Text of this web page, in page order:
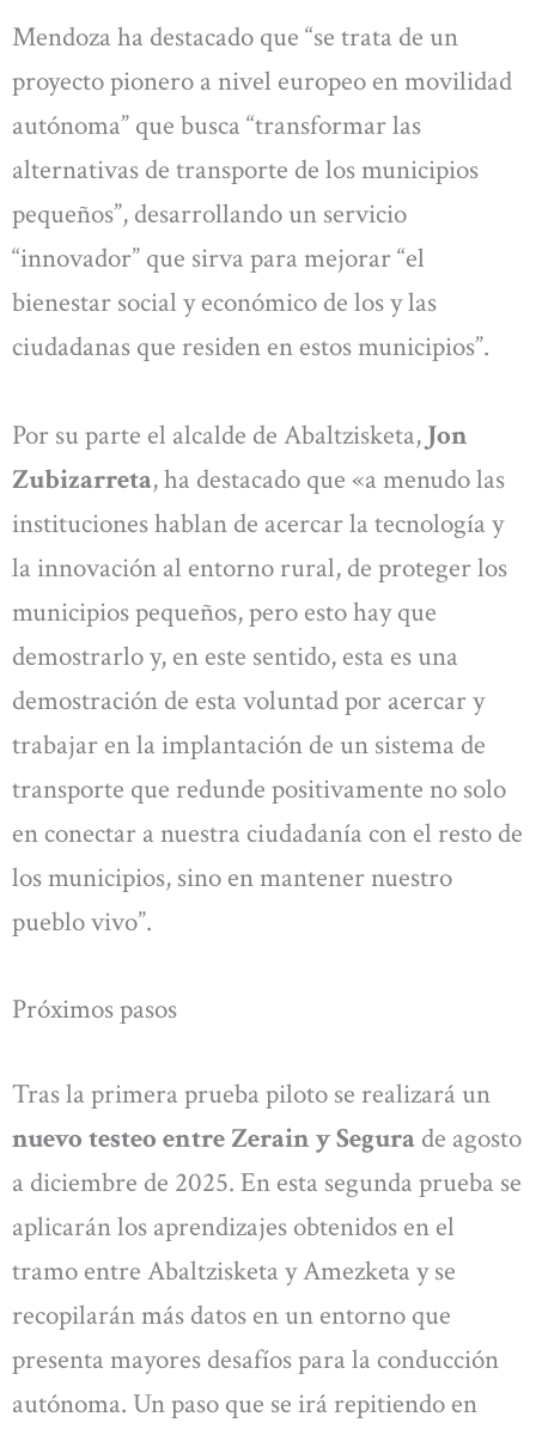
Mendoza ha destacado que “se trata de un
proyecto pionero a nivel europeo en movilidad
autónoma” que busca “transformar las
alternativas de transporte de los municipios
pequeños”, desarrollando un servicio
“innovador” que sirva para mejorar “el
bienestar social y económico de los y las
ciudadanas que residen en estos municipios”.
Por su parte el alcalde de Abaltzisketa, Jon
Zubizarreta, ha destacado que «a menudo las
instituciones hablan de acercar la tecnología y
la innovación al entorno rural, de proteger los
municipios pequeños, pero esto hay que
demostrarlo y, en este sentido, esta es una
demostración de esta voluntad por acercar y
trabajar en la implantación de un sistema de
transporte que redunde positivamente no solo
en conectar a nuestra ciudadanía con el resto de
los municipios, sino en mantener nuestro
pueblo vivo”.
Próximos pasos
Tras la primera prueba piloto se realizará un
nuevo testeo entre Zerain y Segura de agosto
a diciembre de 2025. En esta segunda prueba se
aplicarán los aprendizajes obtenidos en el
tramo entre Abaltzisketa y Amezketa y se
recopilarán más datos en un entorno que
presenta mayores desafíos para la conducción
autónoma. Un paso que se irá repitiendo en